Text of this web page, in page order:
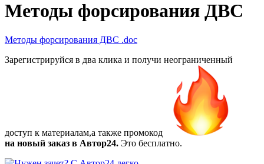
Методы форсирования ДВС
Методы форсирования ДВС .doc
Зарегистрируйся в два клика и получи неограниченный
доступ к материалам,а также промокод
на новый заказ в Автор24. Это бесплатно.